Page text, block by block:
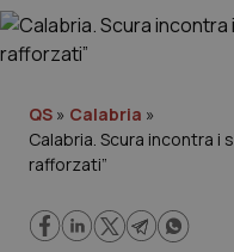
Governo e
Regioni e Asl
QS » Calabria »
Calabria. Scura incontra i
rafforzati”